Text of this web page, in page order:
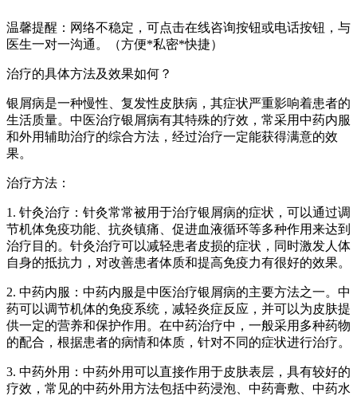
温馨提醒： 网络不稳定，可点击在线咨询按钮或电话按钮，与
医生一对一沟通。（方便*私密*快捷）
治疗的具体方法及效果如何？
银屑病是一种慢性、复发性皮肤病，其症状严重影响着患者的
生活质量。中医治疗银屑病有其特殊的疗效，常采用中药内服
和外用辅助治疗的综合方法，经过治疗一定能获得满意的效
果。
治疗方法：
1. 针灸治疗：针灸常常被用于治疗银屑病的症状，可以通过调
节机体免疫功能、抗炎镇痛、促进血液循环等多种作用来达到
治疗目的。针灸治疗可以减轻患者皮损的症状，同时激发人体
自身的抵抗力，对改善患者体质和提高免疫力有很好的效果。
2. 中药内服：中药内服是中医治疗银屑病的主要方法之一。中
药可以调节机体的免疫系统，减轻炎症反应，并可以为皮肤提
供一定的营养和保护作用。在中药治疗中，一般采用多种药物
的配合，根据患者的病情和体质，针对不同的症状进行治疗。
3. 中药外用：中药外用可以直接作用于皮肤表层，具有较好的
疗效，常见的中药外用方法包括中药浸泡、中药膏敷、中药水